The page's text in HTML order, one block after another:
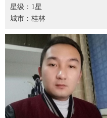
星级：1星
城市：桂林